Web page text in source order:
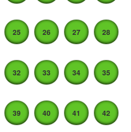
25 26 27 28
32 33 34 35
39 40 41 42